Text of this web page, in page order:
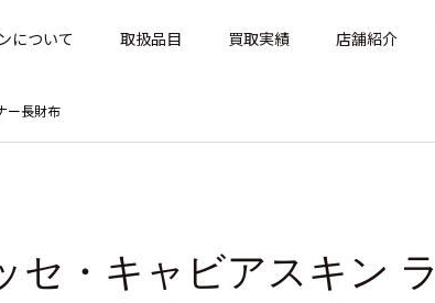
について 取扱品目 買取実績 店舗紹介
ー長財布
セ・キャビアスキン ラ